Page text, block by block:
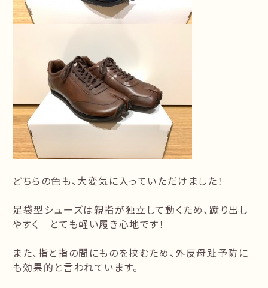
どちらの色も、大変気に入っていただけました！
足袋型シューズは親指が独立して動くため、蹴り出し
やすく とても軽い履き心地です！
また、指と指の間にものを挟むため、外反母趾予防に
も効果的と言われています。